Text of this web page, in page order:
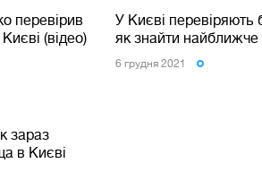
перевірив
(відео)
У Києві
як знайти найближче
6 грудня 2021
зараз
в Києві